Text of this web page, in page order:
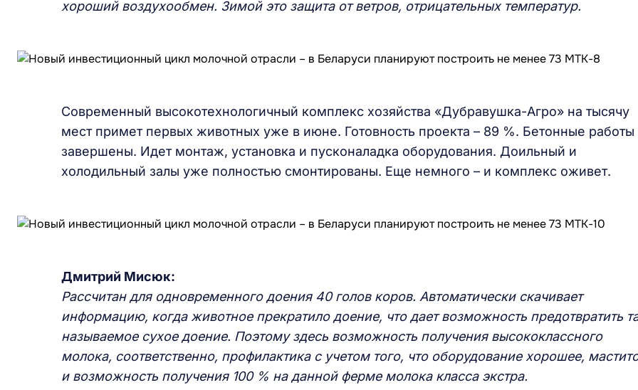
хороший воздухообмен. Зимой это защита от ветров, отрицательных температур.
Современный высокотехнологичный комплекс хозяйства «Дубравушка-Агро» на тысячу
мест примет первых животных уже в июне. Готовность проекта – 89 %. Бетонные работы
завершены. Идет монтаж, установка и пусконаладка оборудования. Доильный и
холодильный залы уже полностью смонтированы. Еще немного – и комплекс оживет.
Дмитрий Мисюк:
Рассчитан для одновременного доения 40 голов коров. Автоматически скачивает
информацию, когда животное прекратило доение, что дает возможность предотвратить
называемое сухое доение. Поэтому здесь возможность получения высококлассного
молока, соответственно, профилактика с учетом того, что оборудование хорошее,
и возможность получения 100 % на данной ферме молока класса экстра.